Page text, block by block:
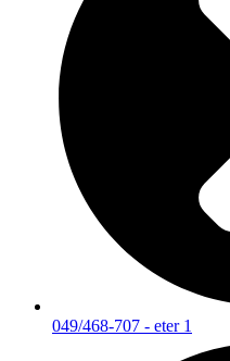
049/468-707 - eter 1